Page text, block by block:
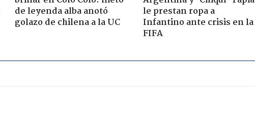
de leyenda alba anotó
golazo de chilena a la UC
le prestan ropa a
Infantino ante crisis en la
FIFA